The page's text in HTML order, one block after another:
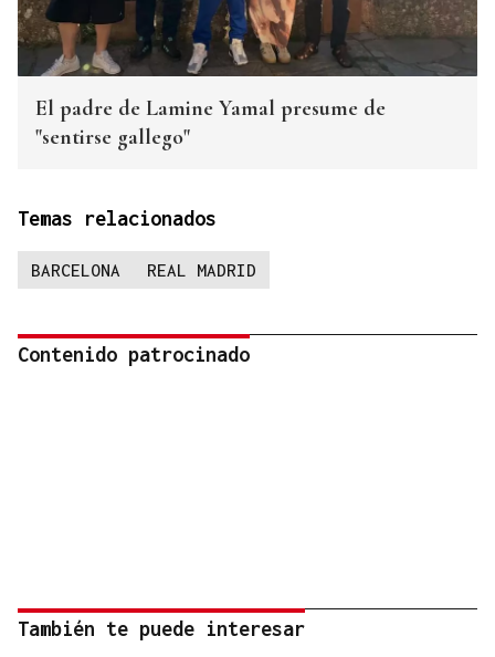
El padre de Lamine Yamal presume de
"sentirse gallego"
Temas relacionados
BARCELONA REAL MADRID
Contenido patrocinado
También te puede interesar